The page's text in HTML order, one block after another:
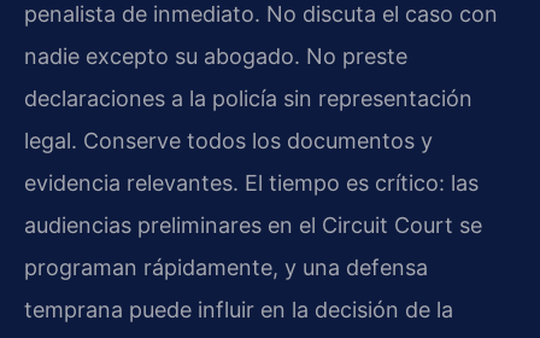
penalista de inmediato. No discuta el caso con
nadie excepto su abogado. No preste
declaraciones a la policía sin representación
legal. Conserve todos los documentos y
evidencia relevantes. El tiempo es crítico: las
audiencias preliminares en el Circuit Court se
programan rápidamente, y una defensa
temprana puede influir en la decisión de la